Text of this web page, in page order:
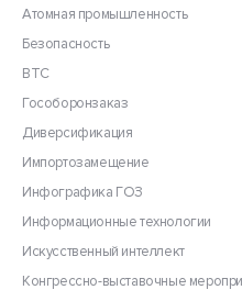
Атомная промышленность
Безопасность
ВТС
Гособоронзаказ
Диверсификация
Импортозамещение
Инфографика ГОЗ
Информационные технологии
Искусственный интеллект
Конгрессно-выставочные